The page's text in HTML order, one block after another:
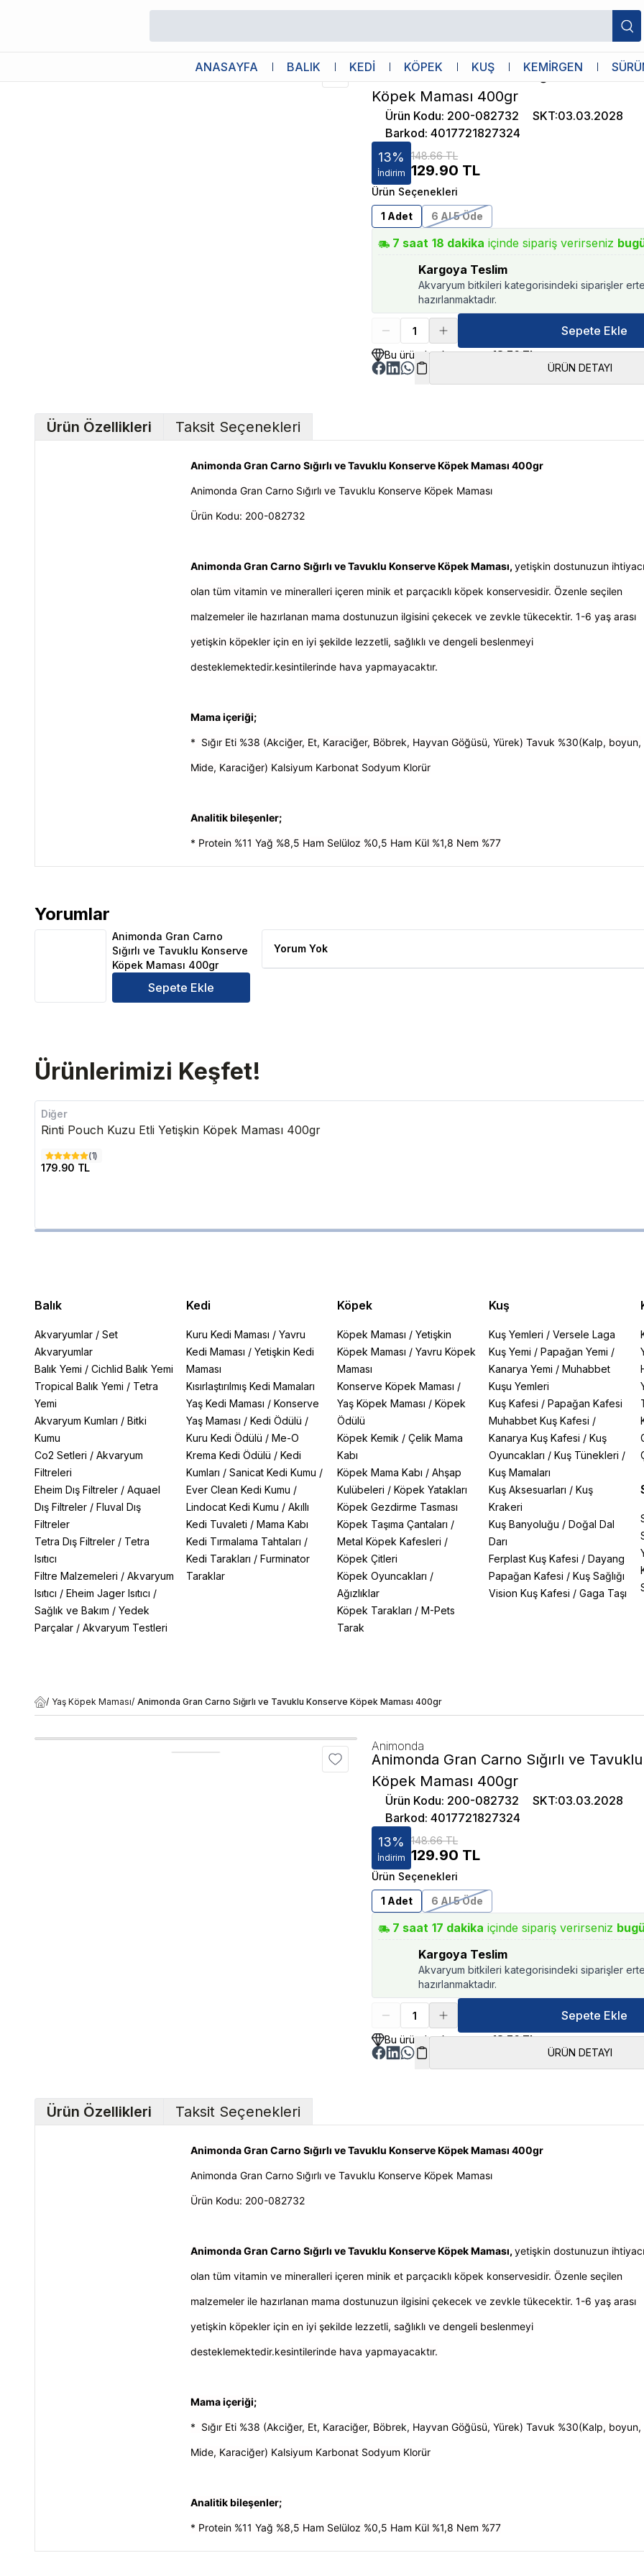
ANASAYFA BALIK KEDİ KÖPEK KUŞ KEMİRGEN
Animonda
Animonda Gran Carno Sığırlı ve
Köpek Maması 400gr
Ürün Kodu: 200-082732 SKT:03.03.2028
Barkod:4017721827324
13%
İndirim
148.66 TL
129.90 TL
Ürün Seçenekleri
1 Adet
6 Al 5 Öde
7 saat 18 dakika içinde sipariş verirseniz
Kargoya Teslim
Akvaryum bitkileri kategorisindeki siparişler
hazırlanmaktadır.
Sepete Ekle
Bu üründen kazancınız18.76 TL
ÜRÜN DETAYI
Ürün Özellikleri Taksit Seçenekleri
Animonda Gran Carno Sığırlı ve Tavuklu Konserve Köpek Maması 400gr
Animonda Gran Carno Sığırlı ve Tavuklu Konserve Köpek Maması
Ürün Kodu: 200-082732
Animonda Gran Carno Sığırlı ve Tavuklu Konserve Köpek Maması, yetişkin dostunuzun ihtiyacı
olan tüm vitamin ve mineralleri içeren minik et parçacıklı köpek konservesidir. Özenle seçilen
malzemeler ile hazırlanan mama dostunuzun ilgisini çekecek ve zevkle tükecektir. 1-6 yaş arası
yetişkin köpekler için en iyi şekilde lezzetli, sağlıklı ve dengeli beslenmeyi
desteklemektedir.kesintilerinde hava yapmayacaktır.
Mama içeriği;
* Sığır Eti %38 (Akciğer, Et, Karaciğer, Böbrek, Hayvan Göğüsü, Yürek) Tavuk %30(Kalp, boyun,
Mide, Karaciğer) Kalsiyum Karbonat Sodyum Klorür
Analitik bileşenler;
* Protein %11 Yağ %8,5 Ham Selüloz %0,5 Ham Kül %1,8 Nem %77
Yorumlar
Animonda Gran Carno Sığırlı ve Tavuklu Konserve Köpek Maması 400gr Ürün Yorumları
Animonda Gran Carno
Sığırlı ve Tavuklu Konserve
Köpek Maması 400gr
Sepete Ekle
Yorum Yok
Ürünlerimizi Keşfet!
Diğer
Rinti Pouch Kuzu Etli Yetişkin Köpek Maması 400gr
(1)
179.90 TL
Balık
Akvaryumlar / Set
Akvaryumlar
Balık Yemi / Cichlid Balık Yemi
Tropical Balık Yemi / Tetra
Yemi
Akvaryum Kumları / Bitki
Kumu
Co2 Setleri / Akvaryum
Filtreleri
Eheim Dış Filtreler / Aquael
Dış Filtreler / Fluval Dış
Filtreler
Tetra Dış Filtreler / Tetra
Isıtıcı
Filtre Malzemeleri / Akvaryum
Isıtıcı / Eheim Jager Isıtıcı /
Sağlık ve Bakım / Yedek
Parçalar / Akvaryum Testleri
Kedi
Kuru Kedi Maması / Yavru
Kedi Maması / Yetişkin Kedi
Maması
Kısırlaştırılmış Kedi Mamaları
Yaş Kedi Maması / Konserve
Yaş Maması / Kedi Ödülü /
Kuru Kedi Ödülü / Me-O
Krema Kedi Ödülü / Kedi
Kumları / Sanicat Kedi Kumu /
Ever Clean Kedi Kumu /
Lindocat Kedi Kumu / Akıllı
Kedi Tuvaleti / Mama Kabı
Kedi Tırmalama Tahtaları /
Kedi Tarakları / Furminator
Taraklar
Köpek
Köpek Maması /Yetişkin
Köpek Maması /Yavru Köpek
Maması
Konserve Köpek Maması /
Yaş Köpek Maması /Köpek
Ödülü
Köpek Kemik /Çelik Mama
Kabı
Köpek Mama Kabı /Ahşap
Kulübeleri /Köpek Yatakları
Köpek Gezdirme Tasması
Köpek Taşıma Çantaları /
Metal Köpek Kafesleri /
Köpek Çitleri
Köpek Oyuncakları /
Ağızlıklar
Köpek Tarakları /M-Pets
Tarak
Kuş
Kuş Yemleri / Versele Laga
Kuş Yemi / Papağan Yemi /
Kanarya Yemi / Muhabbet
Kuşu Yemleri
Kuş Kafesi / Papağan Kafesi
Muhabbet Kuş Kafesi /
Kanarya Kuş Kafesi / Kuş
Oyuncakları / Kuş Tünekleri /
Kuş Mamaları
Kuş Aksesuarları / Kuş
Krakeri
Kuş Banyoluğu / Doğal Dal
Darı
Ferplast Kuş Kafesi / Dayang
Papağan Kafesi / Kuş Sağlığı
Vision Kuş Kafesi / Gaga Taşı
/ Yaş Köpek Maması/ Animonda Gran Carno Sığırlı ve Tavuklu Konserve Köpek Maması 400gr
Animonda
Animonda Gran Carno Sığırlı ve
Köpek Maması 400gr
Ürün Kodu: 200-082732 SKT:03.03.2028
Barkod:4017721827324
13%
İndirim
148.66 TL
129.90 TL
Ürün Seçenekleri
1 Adet
6 Al 5 Öde
7 saat 17 dakika içinde sipariş verirseniz
Kargoya Teslim
Akvaryum bitkileri kategorisindeki siparişler
hazırlanmaktadır.
Sepete Ekle
Bu üründen kazancınız18.76 TL
ÜRÜN DETAYI
Ürün Özellikleri Taksit Seçenekleri
Animonda Gran Carno Sığırlı ve Tavuklu Konserve Köpek Maması 400gr
Animonda Gran Carno Sığırlı ve Tavuklu Konserve Köpek Maması
Ürün Kodu: 200-082732
Animonda Gran Carno Sığırlı ve Tavuklu Konserve Köpek Maması, yetişkin dostunuzun ihtiyacı
olan tüm vitamin ve mineralleri içeren minik et parçacıklı köpek konservesidir. Özenle seçilen
malzemeler ile hazırlanan mama dostunuzun ilgisini çekecek ve zevkle tükecektir. 1-6 yaş arası
yetişkin köpekler için en iyi şekilde lezzetli, sağlıklı ve dengeli beslenmeyi
desteklemektedir.kesintilerinde hava yapmayacaktır.
Mama içeriği;
* Sığır Eti %38 (Akciğer, Et, Karaciğer, Böbrek, Hayvan Göğüsü, Yürek) Tavuk %30(Kalp, boyun,
Mide, Karaciğer) Kalsiyum Karbonat Sodyum Klorür
Analitik bileşenler;
* Protein %11 Yağ %8,5 Ham Selüloz %0,5 Ham Kül %1,8 Nem %77